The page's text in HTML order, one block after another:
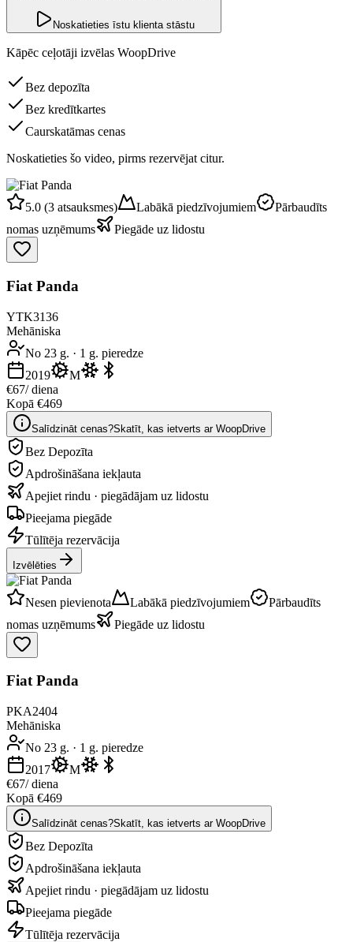
Noskatieties īstu klienta stāstu
Kāpēc ceļotāji izvēlas WoopDrive
Bez depozīta
Bez kredītkartes
Caurskatāmas cenas
Noskatieties šo video, pirms rezervējat citur.
5.0 (3 atsauksmes) Labākā piedzīvojumiem
Pārbaudīts
nomas uzņēmums
Piegāde uz lidostu
Fiat Panda
YTK3136
Mehāniska
No 23 g. · 1 g. pieredze
2019
M
€67/ diena
Kopā €469
Salīdzināt cenas?Skatīt, kas ietverts ar WoopDrive
Bez Depozīta
Apdrošināšana iekļauta
Apejiet rindu · piegādājam uz lidostu
Pieejama piegāde
Tūlītēja rezervācija
Izvēlēties
Nesen pievienota Labākā piedzīvojumiem
Pārbaudīts
nomas uzņēmums
Piegāde uz lidostu
Fiat Panda
PKA2404
Mehāniska
No 23 g. · 1 g. pieredze
2017
M
€67/ diena
Kopā €469
Salīdzināt cenas?Skatīt, kas ietverts ar WoopDrive
Bez Depozīta
Apdrošināšana iekļauta
Apejiet rindu · piegādājam uz lidostu
Pieejama piegāde
Tūlītēja rezervācija